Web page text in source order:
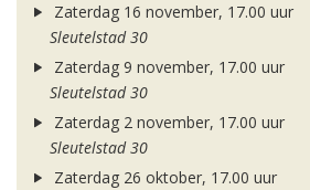
Zaterdag 16 november, 17.00 uur
Sleutelstad 30
Zaterdag 9 november, 17.00 uur
Sleutelstad 30
Zaterdag 2 november, 17.00 uur
Sleutelstad 30
Zaterdag 26 oktober, 17.00 uur